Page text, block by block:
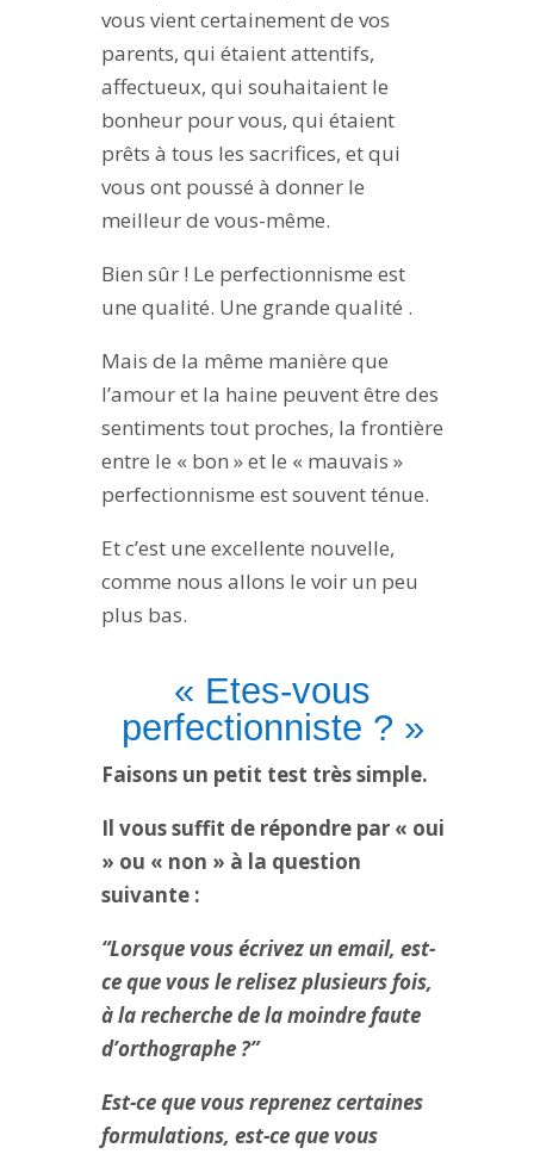
vous vient certainement de vos
parents, qui étaient attentifs,
affectueux, qui souhaitaient le
bonheur pour vous, qui étaient
prêts à tous les sacrifices, et qui
vous ont poussé à donner le
meilleur de vous-même.
Bien sûr ! Le perfectionnisme est
une qualité. Une grande qualité .
Mais de la même manière que
l’amour et la haine peuvent être des
sentiments tout proches, la frontière
entre le « bon » et le « mauvais »
perfectionnisme est souvent ténue.
Et c’est une excellente nouvelle,
comme nous allons le voir un peu
plus bas.
« Etes-vous
perfectionniste ? »
Faisons un petit test très simple.
Il vous suffit de répondre par « oui
» ou « non » à la question
suivante :
“Lorsque vous écrivez un email, est-
ce que vous le relisez plusieurs fois,
à la recherche de la moindre faute
d’orthographe ?”
Est-ce que vous reprenez certaines
formulations, est-ce que vous